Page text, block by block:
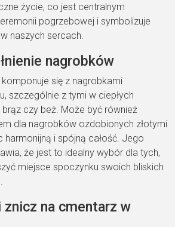
życie, co jest centralnym
pogrzebowej i symbolizuje
naszych sercach.
nagrobków
się z nagrobkami
szczególnie z tymi w ciepłych
czy beż. Może być również
dla nagrobków ozdobionych złotymi
harmonijną i spójną całość. Jego
że jest to idealny wybór dla tych,
miejsce spoczynku swoich bliskich
znicz na cmentarz w